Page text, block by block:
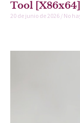
Tool [x86x64]
20 de junio de 2026 No